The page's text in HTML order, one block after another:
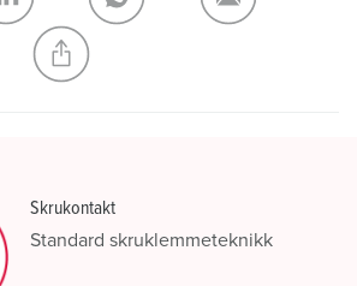
OPPRETT EN NY LISTE
Skrukontakt
Standard skruklemmeteknikk